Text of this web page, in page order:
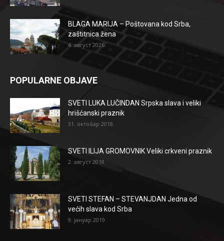
BLAGA MARIJA – Poštovana kod Srba,
zaštitnica žena
4. август 2026.
POPULARNE OBJAVE
SVETI LUKA LUČINDAN Srpska slava i veliki
hrišćanski praznik
31. октобар 2018.
SVETI ILIJA GROMOVNIK Veliki crkveni praznik
2. август 2018.
SVETI STEFAN – STEVANJDAN Jedna od
većih slava kod Srba
9. јануар 2019.